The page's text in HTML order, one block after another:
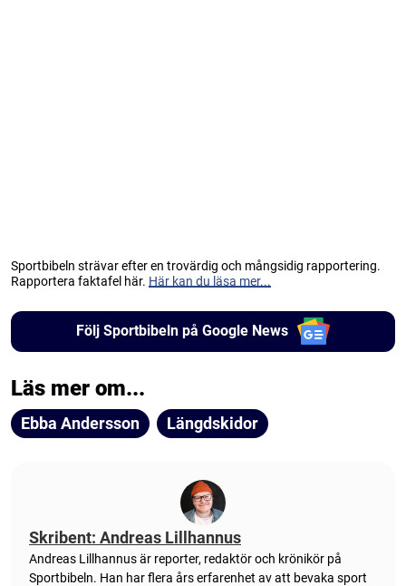
Sportbibeln strävar efter en trovärdig och mångsidig rapportering.
Rapportera faktafel här. Här kan du läsa mer...
Följ Sportbibeln på Google News
Läs mer om...
Ebba Andersson Längdskidor
Skribent: Andreas Lillhannus
Andreas Lillhannus är reporter, redaktör och krönikör på
Sportbibeln. Han har flera års erfarenhet av att bevaka sport